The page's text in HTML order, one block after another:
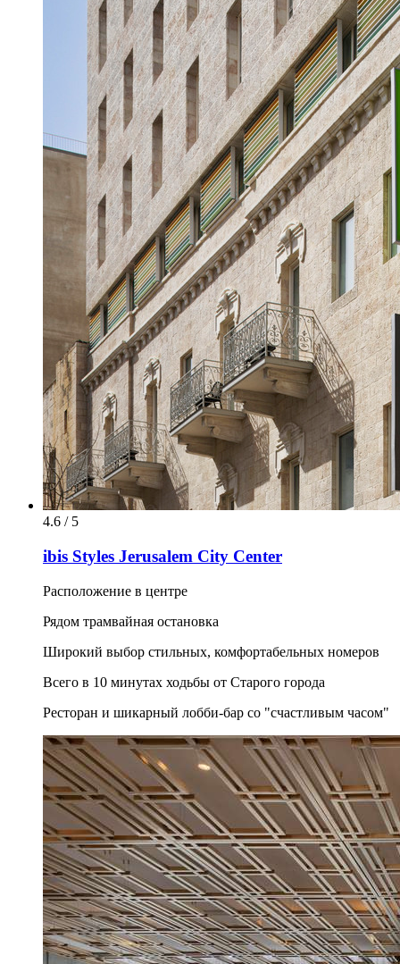
4.6 / 5
ibis Styles Jerusalem City Center
Расположение в центре
Рядом трамвайная остановка
Широкий выбор стильных, комфортабельных номеров
Всего в 10 минутах ходьбы от Старого города
Ресторан и шикарный лобби-бар со "счастливым часом"